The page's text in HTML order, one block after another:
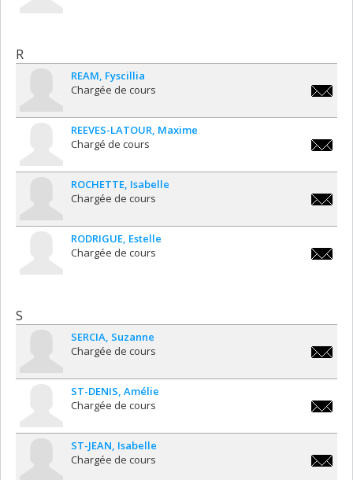
R
REAM Fyscillia
Chargée de cours
REEVES-LATOUR Maxime
Chargé de cours
ROCHETTE Isabelle
Chargée de cours
RODRIGUE Estelle
Chargée de cours
S
SERCIA Suzanne
Chargée de cours
ST-DENIS Amélie
Chargée de cours
ST-JEAN Isabelle
Chargée de cours